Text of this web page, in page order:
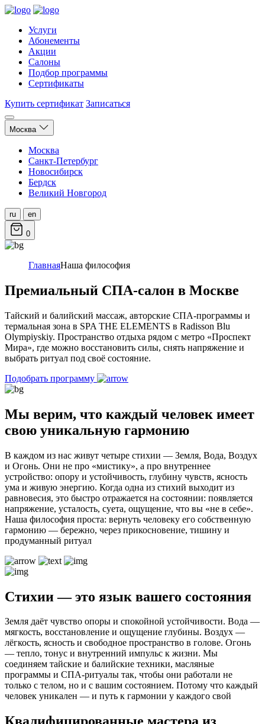
Услуги
Абонементы
Акции
Салоны
Подбор программы
Сертификаты
Купить сертификат Записаться
Москва
Москва
Санкт-Петербург
Новосибирск
Бердск
Великий Новгород
ru en
0
ГлавнаяНаша философия
Премиальный СПА-салон в Москве
Тайский и балийский массаж, авторские СПА-программы и
термальная зона в SPA THE ELEMENTS в Radisson Blu
Olympiyskiy. Пространство отдыха рядом с метро «Проспект
Мира», где можно восстановить силы, снять напряжение и
выбрать ритуал под своё состояние.
Подобрать программу
Мы верим, что каждый человек имеет
свою уникальную гармонию
В каждом из нас живут четыре стихии — Земля, Вода, Воздух
и Огонь. Они не про «мистику», а про внутреннее
устройство: опору и устойчивость, глубину чувств, ясность
ума и живую энергию. Когда одна из стихий выходит из
равновесия, это быстро отражается на состоянии: появляется
напряжение, усталость, суета, ощущение, что вы «не в себе».
Наша философия проста: вернуть человеку его собственную
гармонию — бережно, через прикосновение, тишину и
продуманный ритуал
Стихии — это язык вашего состояния
Земля даёт чувство опоры и спокойной устойчивости. Вода —
мягкость, восстановление и ощущение глубины. Воздух —
лёгкость, ясность и свободное пространство в голове. Огонь
— тепло, тонус и внутренний импульс к жизни. Мы
соединяем тайские и балийские техники, масляные
программы и СПА-ритуалы так, чтобы они работали не
только с телом, но и с вашим состоянием. Потому что каждый
человек уникален — и путь к гармонии у каждого свой